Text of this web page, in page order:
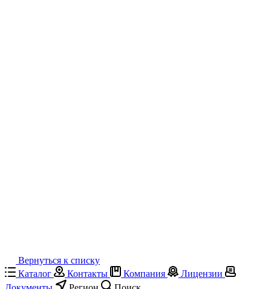
Вернуться к списку
Каталог
Контакты Компания
Лицензии